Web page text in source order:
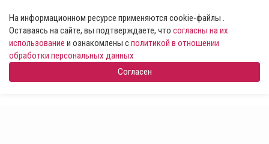
На информационном ресурсе применяются cookie-файлы .
Оставаясь на сайте, вы подтверждаете, что согласны на их
использование и ознакомлены сполитикой в отношении
обработки персональных данных
Согласен